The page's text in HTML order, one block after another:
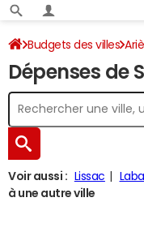
Budgets des villes
Dépenses de
Voir aussi : Lissac
à une autre ville